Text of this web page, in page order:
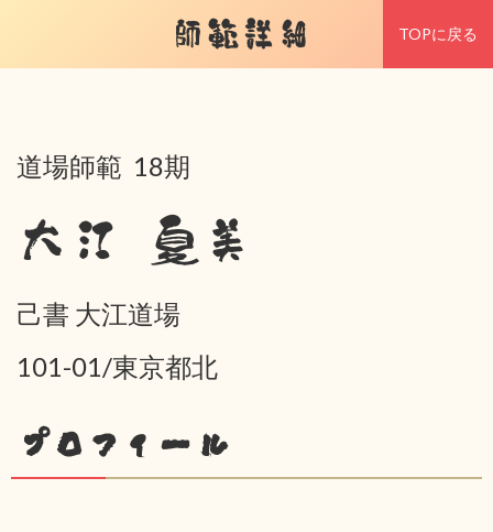
師範詳細 TOPに戻る
道場師範 18期
大江 夏美
己書 大江道場
101-01/東京都北
プロフィール